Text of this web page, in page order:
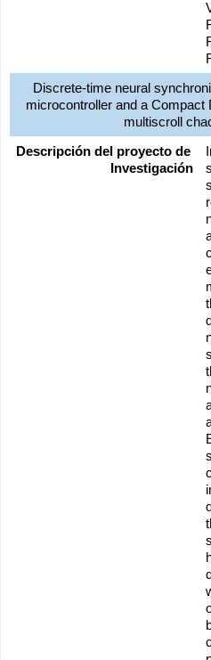
Discrete-time neural
microcontroller and a
multiscroll
Descripción del proyecto de
Investigación